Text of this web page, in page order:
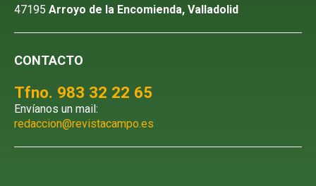
47195 Arroyo de la Encomienda, Valladolid
CONTACTO
Tfno. 983 32 22 65
Envíanos un mail:
redaccion@revistacampo.es